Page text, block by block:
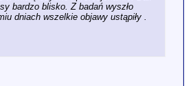
bardzo blisko. Z badań wyszło
dniach wszelkie objawy ustąpiły .